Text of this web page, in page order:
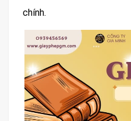
chính.